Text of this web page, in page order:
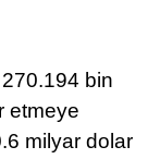
bin
etmeye
milyar dolar